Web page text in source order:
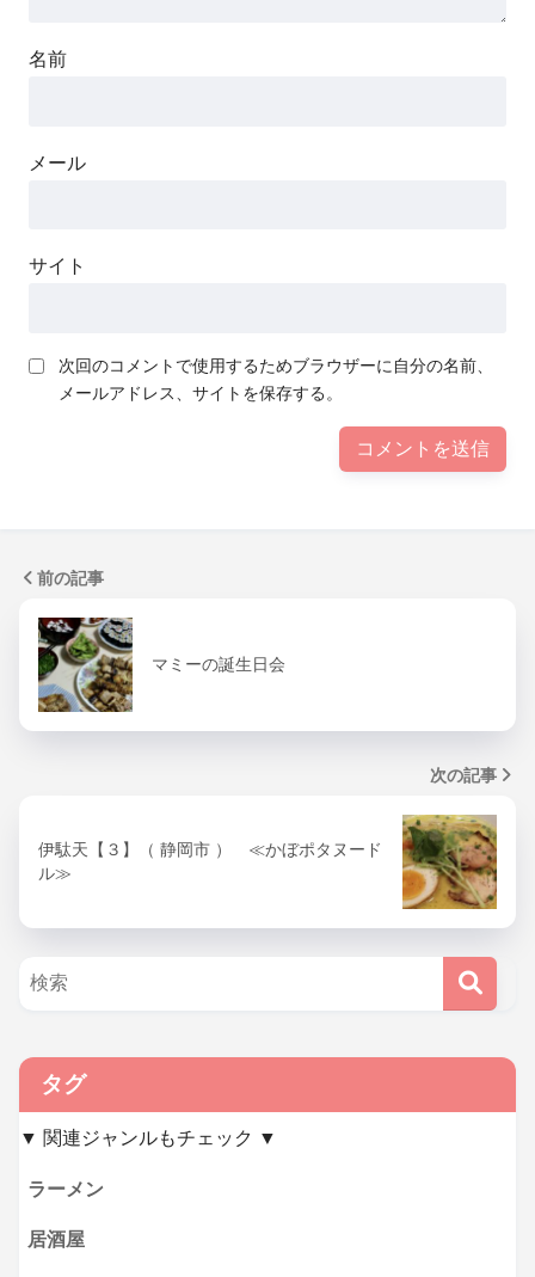
名前
メール
サイト
次回のコメントで使用するためブラウザーに自分の名前、
メールアドレス、サイトを保存する。
前の記事
マミーの誕生日会
次の記事
伊駄天【３】（ 静岡市 ） ≪かぼポタヌード
ル≫
タグ
▼ 関連ジャンルもチェック ▼
ラーメン
居酒屋